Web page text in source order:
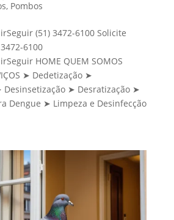
, Pombos
(51) 3472-6100 Solicite
6100
HOME QUEM SOMOS
➤ Dedetização ➤
Desinsetização ➤ Desratização ➤
Dengue ➤ Limpeza e Desinfecção